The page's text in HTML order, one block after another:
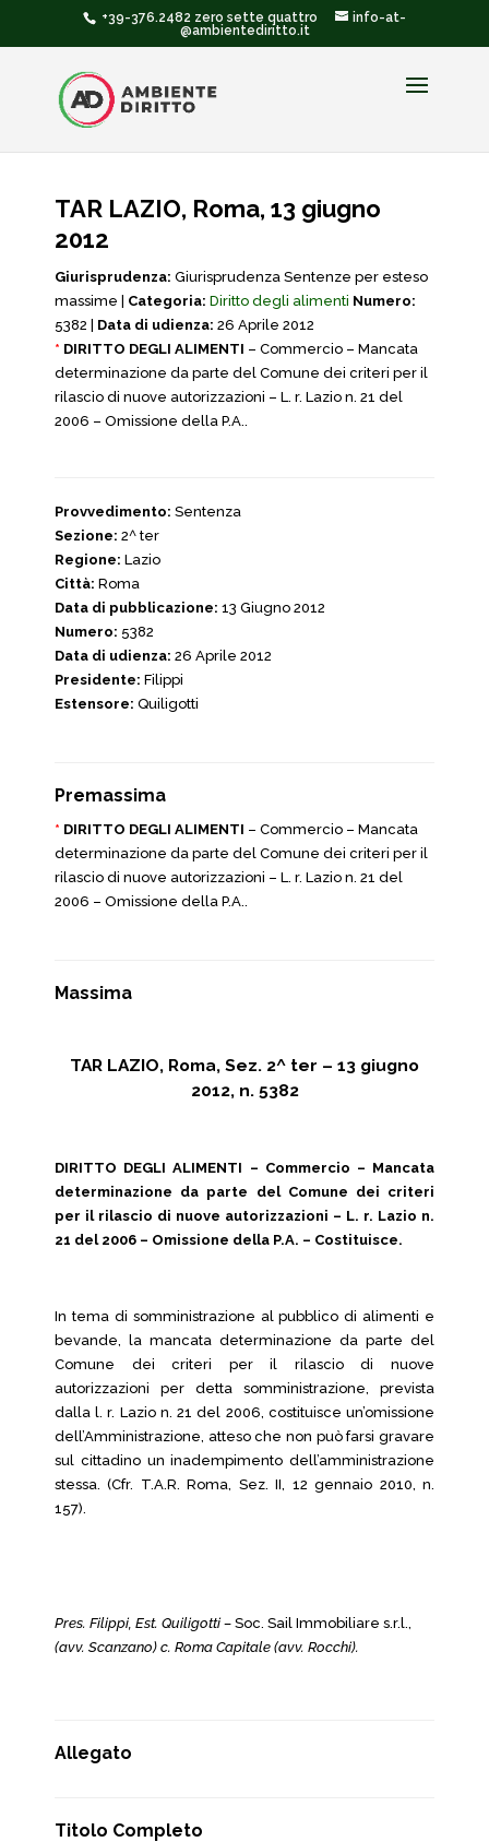
+39-376.2482 zero sette quattro
info-at-
@ambientediritto.it
TAR LAZIO, Roma, 13 giugno
2012
Giurisprudenza: Giurisprudenza Sentenze per esteso
massime | Categoria: Diritto degli alimenti Numero:
5382 | Data di udienza: 26 Aprile 2012
* DIRITTO DEGLI ALIMENTI – Commercio – Mancata
determinazione da parte del Comune dei criteri per il
rilascio di nuove autorizzazioni – L. r. Lazio n. 21 del
2006 – Omissione della P.A..
Provvedimento: Sentenza
Sezione: 2^ ter
Regione: Lazio
Città: Roma
Data di pubblicazione: 13 Giugno 2012
Numero: 5382
Data di udienza: 26 Aprile 2012
Presidente: Filippi
Estensore: Quiligotti
Premassima
* DIRITTO DEGLI ALIMENTI – Commercio – Mancata
determinazione da parte del Comune dei criteri per il
rilascio di nuove autorizzazioni – L. r. Lazio n. 21 del
2006 – Omissione della P.A..
Massima
TAR LAZIO, Roma, Sez. 2^ ter – 13 giugno
2012, n. 5382
DIRITTO DEGLI ALIMENTI – Commercio – Mancata
determinazione da parte del Comune dei criteri
per il rilascio di nuove autorizzazioni – L. r. Lazio n.
21 del 2006 – Omissione della P.A. – Costituisce.
In tema di somministrazione al pubblico di alimenti e
bevande, la mancata determinazione da parte del
Comune dei criteri per il rilascio di nuove
autorizzazioni per detta somministrazione, prevista
dalla l. r. Lazio n. 21 del 2006, costituisce un’omissione
dell’Amministrazione, atteso che non può farsi gravare
sul cittadino un inadempimento dell’amministrazione
stessa. (Cfr. T.A.R. Roma, Sez. II, 12 gennaio 2010, n.
157).
Pres. Filippi, Est. Quiligotti – Soc. Sail Immobiliare s.r.l.,
(avv. Scanzano) c. Roma Capitale (avv. Rocchi).
Allegato
Titolo Completo